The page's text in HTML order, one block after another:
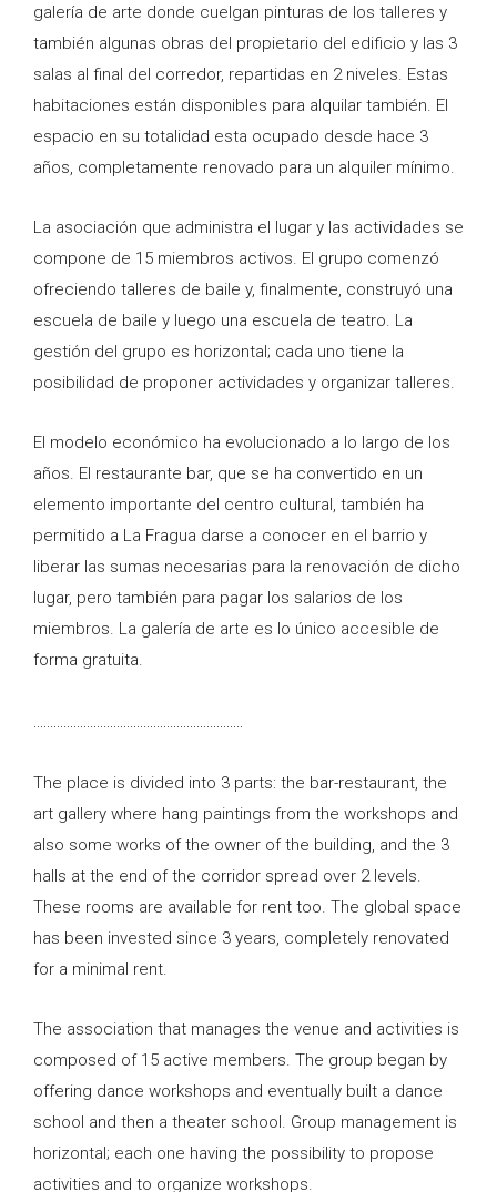
galería de arte donde cuelgan pinturas de los talleres y
también algunas obras del propietario del edificio y las 3
salas al final del corredor, repartidas en 2 niveles. Estas
habitaciones están disponibles para alquilar también. El
espacio en su totalidad esta ocupado desde hace 3
años, completamente renovado para un alquiler mínimo.
La asociación que administra el lugar y las actividades se
compone de 15 miembros activos. El grupo comenzó
ofreciendo talleres de baile y, finalmente, construyó una
escuela de baile y luego una escuela de teatro. La
gestión del grupo es horizontal; cada uno tiene la
posibilidad de proponer actividades y organizar talleres.
El modelo económico ha evolucionado a lo largo de los
años. El restaurante bar, que se ha convertido en un
elemento importante del centro cultural, también ha
permitido a La Fragua darse a conocer en el barrio y
liberar las sumas necesarias para la renovación de dicho
lugar, pero también para pagar los salarios de los
miembros. La galería de arte es lo único accesible de
forma gratuita.
The place is divided into 3 parts: the bar-restaurant, the
art gallery where hang paintings from the workshops and
also some works of the owner of the building, and the 3
halls at the end of the corridor spread over 2 levels.
These rooms are available for rent too. The global space
has been invested since 3 years, completely renovated
for a minimal rent.
The association that manages the venue and activities is
composed of 15 active members. The group began by
offering dance workshops and eventually built a dance
school and then a theater school. Group management is
horizontal; each one having the possibility to propose
activities and to organize workshops.